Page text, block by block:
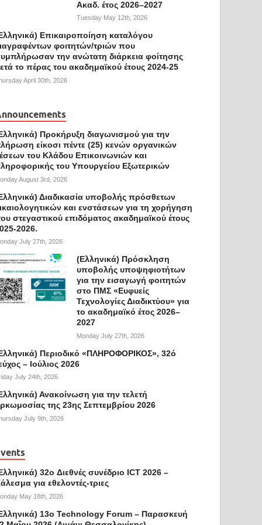
Ακαδ. έτος 2026–2027
Tuesday May 12th, 2026
Επικαιροποίηση καταλόγου
φοιτητών/τριών που
την ανώτατη διάρκεια φοίτησης
το πέρας του ακαδημαϊκού έτους 2024-25
April 30th, 2026
Προκήρυξη διαγωνισμού για την
είκοσι πέντε (25) κενών οργανικών
του Κλάδου Επικοινωνιών και
του Υπουργείου Εξωτερικών
August 3rd, 2026
Διαδικασία υποβολής πρόσθετων
και ενστάσεων για τη χορήγηση
στεγαστικού επιδόματος ακαδημαϊκού έτους
2026.
July 27th, 2026
(Ελληνικά) Πρόσκληση
υποβολής υποψηφιοτήτων
για την εισαγωγή φοιτητών
στο ΠΜΣ «Ευφυείς
Τεχνολογίες Διαδικτύου» για
το ακαδημαϊκό έτος 2026–
2027
Monday July 27th, 2026
Περιοδικό «ΠΛΗΡΟΦΟΡΙΚΟΣ», 32ό
– Ιούλιος 2026
July 24th, 2026
Ανακοίνωση για την τελετή
της 23ης Σεπτεμβρίου 2026
July 9th, 2026
32o Διεθνές συνέδριο ICT 2026 –
για εθελοντές-τριες
May 18th, 2026
13ο Technology Forum – Παρασκευή